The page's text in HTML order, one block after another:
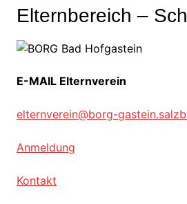
Elternbereich –
E-MAIL Elternverein
elternverein@borg-
Anmeldung
Kontakt